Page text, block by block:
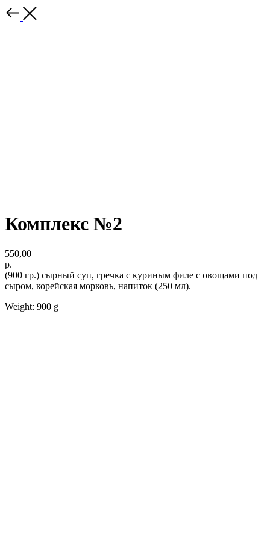
Комплекс №2
550,00
р.
(900 гр.) сырный суп, гречка с куриным филе с овощами под
сыром, корейская морковь, напиток (250 мл).
Weight: 900 g